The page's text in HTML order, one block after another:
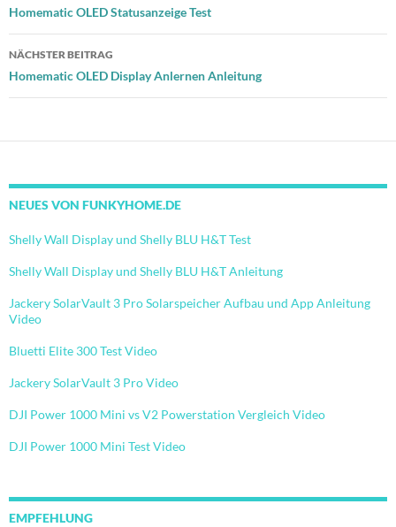
Homematic OLED Statusanzeige Test
NÄCHSTER BEITRAG
Homematic OLED Display Anlernen Anleitung
NEUES VON FUNKYHOME.DE
Shelly Wall Display und Shelly BLU H&T Test
Shelly Wall Display und Shelly BLU H&T Anleitung
Jackery SolarVault 3 Pro Solarspeicher Aufbau und App Anleitung
Video
Bluetti Elite 300 Test Video
Jackery SolarVault 3 Pro Video
DJI Power 1000 Mini vs V2 Powerstation Vergleich Video
DJI Power 1000 Mini Test Video
EMPFEHLUNG